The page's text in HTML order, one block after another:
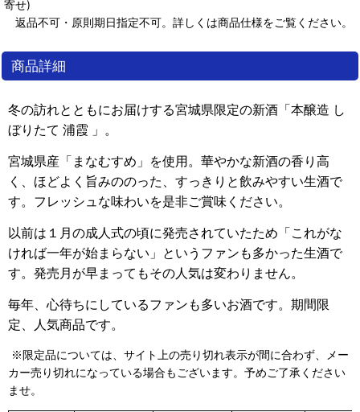
寄せ)
返品不可・原則期日指定不可。詳しくは商品仕様をご覧ください。
商品詳細
冬の訪れとともにお届けする宮城県限定の新酒「本醸造 し
ぼりたて 浦霞 」。
宮城県産「まなむすめ」を使用。華やかな新酒の香り高
く、ほどよく旨みののった、すっきりと飲みやすい生酒で
す。フレッシュな味わいを是非ご賞味ください。
以前は１月の成人式の頃に発売されていたため「これがな
ければ一年が始まらない」というファンも多かった生酒で
す。発売月が早まってもその人気は変わりません。
毎年、心待ちにしているファンも多いお酒です。期間限
定、人気商品です。
※限定品については、サイト上の売り切れ表示が間に合わず、メー
カー売り切れになっている場合もございます。予めご了承ください
ませ。